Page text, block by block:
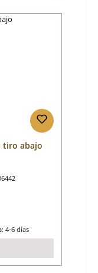
tiro abajo
4-6 días